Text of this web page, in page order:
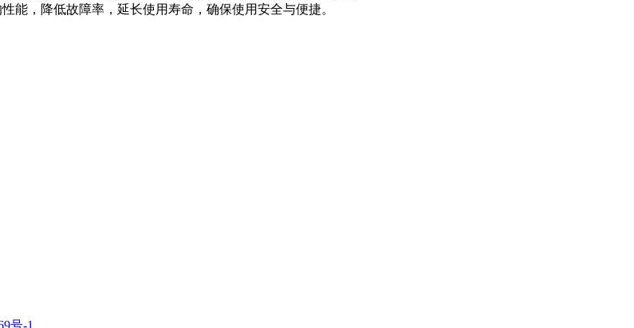
，降低故障率，延长使用寿命，确保使用安全与便捷。
号-1